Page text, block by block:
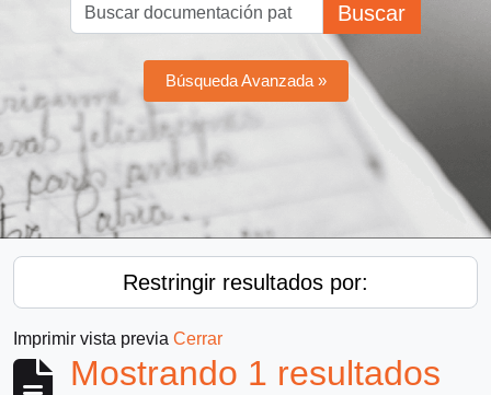
Buscar
Búsqueda Avanzada »
Restringir resultados por:
Imprimir vista previa Cerrar
Mostrando 1 resultados